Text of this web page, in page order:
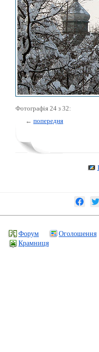
Фотографія 24 з 32:
← попередня
Форум
Оголошення
Крамниця